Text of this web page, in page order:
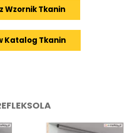
Wzornik Tkanin
Katalog Tkanin